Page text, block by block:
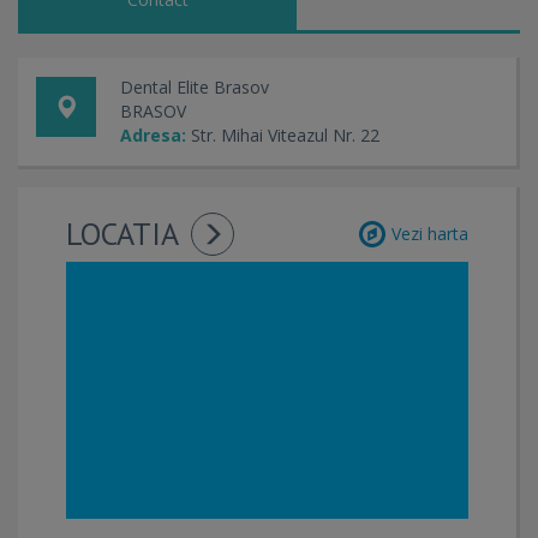
împreună micile temeri legate de mersul la dentist.
Dental Elite Brasov
BRASOV
Adresa: Str. Mihai Viteazul Nr. 22
LOCATIA Vezi harta